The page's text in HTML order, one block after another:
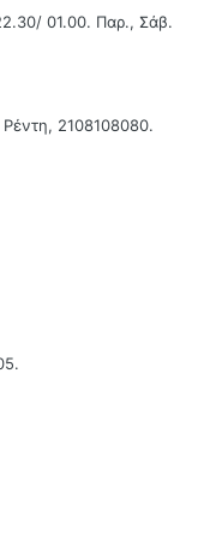
01.00. Παρ., Σάβ.
2108108080.